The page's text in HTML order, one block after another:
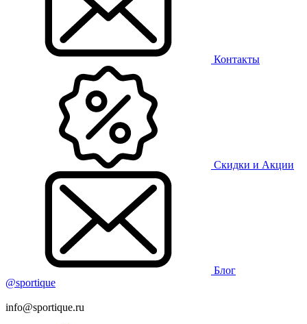
Контакты
Скидки и Акции
Блог
@sportique
info@sportique.ru